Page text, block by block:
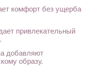
комфорт без ущерба
привлекательный
добавляют
образу.